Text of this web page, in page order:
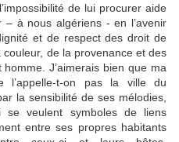
de lui procurer aide
à nous algériens - en l’avenir
et de respect des droit de
couleur, de la provenance et des
J’aimerais bien que ma
t-on pas la ville du
la sensibilité de ses mélodies,
se veulent symboles de liens
entre ses propres habitants